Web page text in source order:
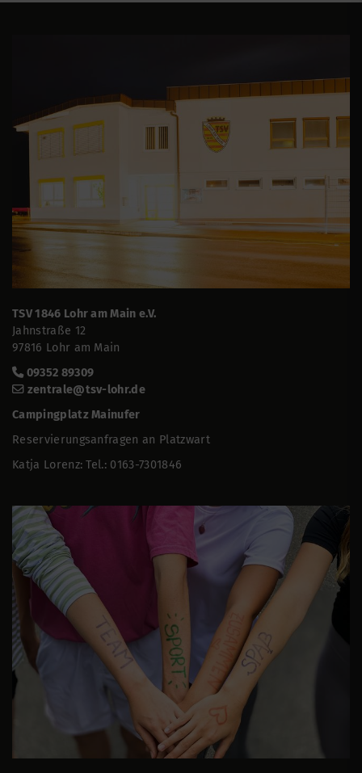
TSV 1846 Lohr am Main e.V.
Jahnstraße 12
97816 Lohr am Main
09352 89309
zentrale@tsv-lohr.de
Campingplatz Mainufer
Reservierungsanfragen an Platzwart
Katja Lorenz: Tel.: 0163-7301846